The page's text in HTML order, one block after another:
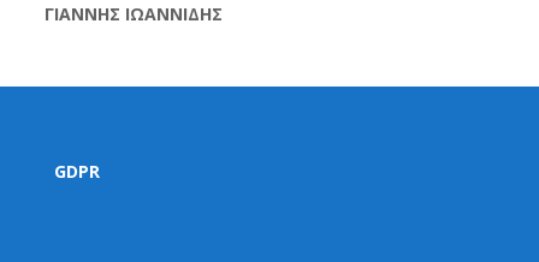
ΓΙΑΝΝΗΣ ΙΩΑΝΝΙΔΗΣ
GDPR